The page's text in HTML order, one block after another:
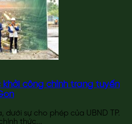
khởi công chỉnh trang tuyến
dưới sự cho phép của UBND TP.
thức...